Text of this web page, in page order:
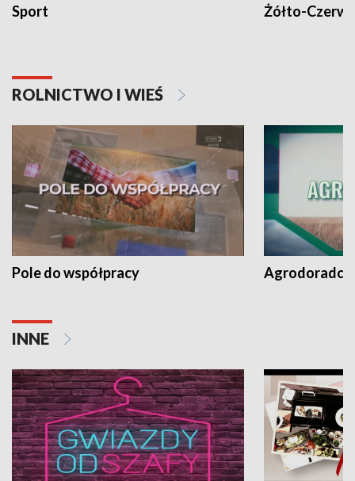
Sport Żółto-
ROLNICTWO I WIEŚ
Pole do współpracy Agrodoradcy
INNE